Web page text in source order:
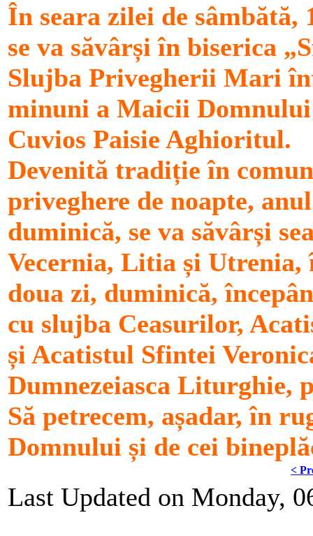
În seara zilei de sâmbătă,
se va săvârși în biserica
Slujba Privegherii Mari
minuni a Maicii
Cuvios Paisie Aghioritul.
Devenită tradiție în
priveghere de noapte,
duminică, se va săvârși
Vecernia, Litia și Utrenia,
doua zi, duminică,
cu slujba Ceasurilor,
și Acatistul Sfintei
Dumnezeiasca Liturghie,
Să petrecem, așadar, în
Domnului și de cei
<
Last Updated on Monday,